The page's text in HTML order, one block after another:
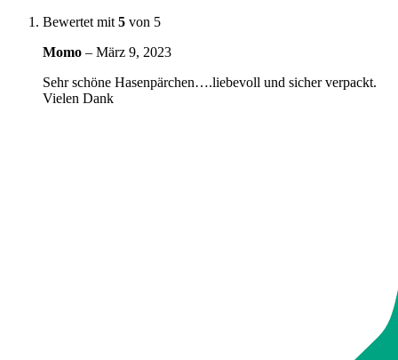
Bewertet mit 5 von 5
Momo – März 9, 2023
Sehr schöne Hasenpärchen….liebevoll und sicher verpackt.
Vielen Dank